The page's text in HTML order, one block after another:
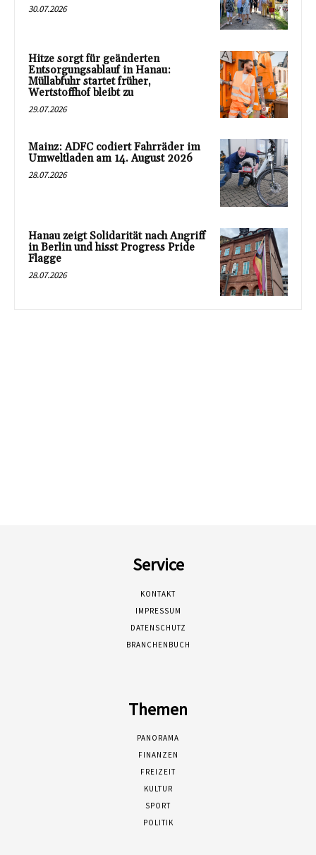
30.07.2026
Hitze sorgt für geänderten
Entsorgungsablauf in Hanau:
Müllabfuhr startet früher,
Wertstoffhof bleibt zu
29.07.2026
Mainz: ADFC codiert Fahrräder im
Umweltladen am 14. August 2026
28.07.2026
Hanau zeigt Solidarität nach Angriff
in Berlin und hisst Progress Pride
Flagge
28.07.2026
Service
KONTAKT
IMPRESSUM
DATENSCHUTZ
BRANCHENBUCH
Themen
PANORAMA
FINANZEN
FREIZEIT
KULTUR
SPORT
POLITIK